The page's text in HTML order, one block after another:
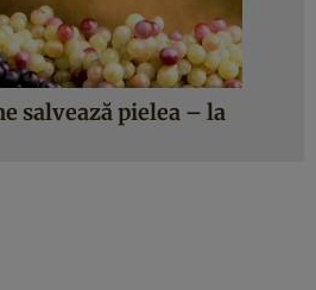
salvează pielea – la